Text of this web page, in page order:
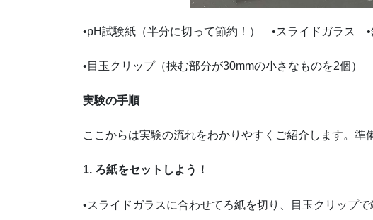
•pH試験紙（半分に切って節約！） •スライドガラス
•目玉クリップ（挟む部分が30mmの小さなものを2個）
実験の手順
ここからは実験の流れをわかりやすくご紹介します。準
1. ろ紙をセットしよう！
•スライドガラスに合わせてろ紙を切り、目玉クリップで